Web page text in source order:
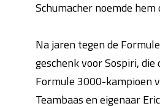
Schumacher noemde
Na jaren tegen de
geschenk voor Sospiri,
Formule 3000-kampioen
Teambaas en eigenaar